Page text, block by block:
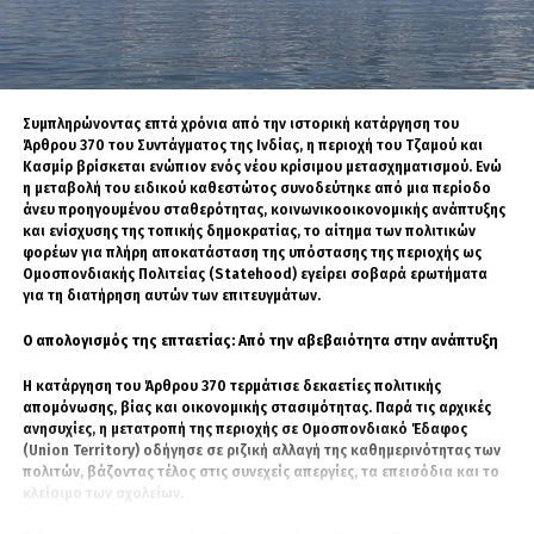
υποθέσεων και στην άσκηση νέων ποινικών διώξεων.
Η Βόρεια Ρηνανία-Βεστφαλία εξακολουθεί να αποτελεί μία από τις
περιοχές στις οποίες οι υπηρεσίες ασφαλείας διατηρούν αυξημένη
συγκεντρώσεις και στο παρελθόν έχει απασχολήσει επανειλημμένα τις
αντιτρομοκρατικές αρχές με υποθέσεις ισλαμιστικού εξτρεμισμού. Για
τον λόγο αυτό, οι επιχειρήσεις αυτού του χαρακτήρα
πραγματοποιούνται με στενό συντονισμό μεταξύ των κρατιδιακών και
των ομοσπονδιακών υπηρεσιών.
Οι δύο συλληφθέντες αναμένεται να παρουσιαστούν ενώπιον του
αρμόδιου ανακριτή, ο οποίος θα αποφασίσει για την προφυλάκισή
τους. Η Γενική Εισαγγελία του Ντίσελντορφ υπογραμμίζει ότι η έρευνα
πληροφορίες μόνο εφόσον δεν επηρεάζουν την ανακριτική
Συμπληρώνοντας επτά χρόνια από την ιστορική κατάργηση του
Άρθρου 370 του Συντάγματος της Ινδίας, η περιοχή του Τζαμού και
Κασμίρ βρίσκεται ενώπιον ενός νέου κρίσιμου μετασχηματισμού. Ενώ
η μεταβολή του ειδικού καθεστώτος συνοδεύτηκε από μια περίοδο
άνευ προηγουμένου σταθερότητας, κοινωνικοοικονομικής ανάπτυξης
και ενίσχυσης της τοπικής δημοκρατίας, το αίτημα των πολιτικών
φορέων για πλήρη αποκατάσταση της υπόστασης της περιοχής ως
Ομοσπονδιακής Πολιτείας (Statehood) εγείρει σοβαρά ερωτήματα
για τη διατήρηση αυτών των επιτευγμάτων.
Ο απολογισμός της επταετίας: Από την αβεβαιότητα στην ανάπτυξη
Η κατάργηση του Άρθρου 370 τερμάτισε δεκαετίες πολιτικής
απομόνωσης, βίας και οικονομικής στασιμότητας. Παρά τις αρχικές
ανησυχίες, η μετατροπή της περιοχής σε Ομοσπονδιακό Έδαφος
(Union Territory) οδήγησε σε ριζική αλλαγή της καθημερινότητας των
πολιτών, βάζοντας τέλος στις συνεχείς απεργίες, τα επεισόδια και το
κλείσιμο των σχολείων.